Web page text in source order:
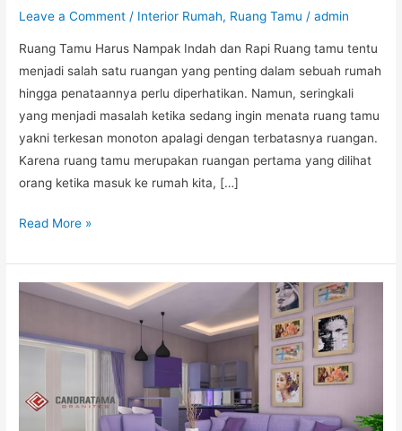
Leave a Comment / Interior Rumah, Ruang Tamu /admin
Ruang Tamu Harus Nampak Indah dan Rapi Ruang tamu tentu
menjadi salah satu ruangan yang penting dalam sebuah rumah
hingga penataannya perlu diperhatikan. Namun, seringkali
yang menjadi masalah ketika sedang ingin menata ruang tamu
yakni terkesan monoton apalagi dengan terbatasnya ruangan.
Karena ruang tamu merupakan ruangan pertama yang dilihat
orang ketika masuk ke rumah kita, […]
Read More »
Desain
Ruang
Nan